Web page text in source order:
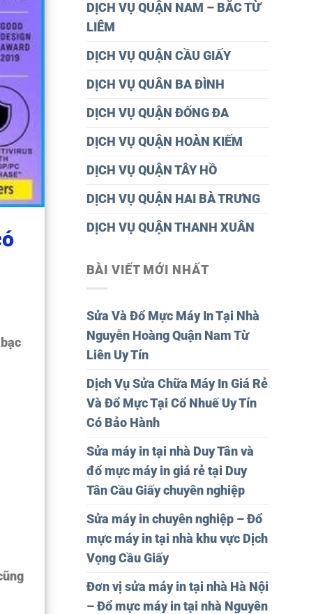
DỊCH VỤ QUẬN NAM – BẮC TỪ
LIÊM
DỊCH VỤ QUẬN CẦU GIẤY
DỊCH VỤ QUÂN BA ĐÌNH
DỊCH VỤ QUẬN ĐỐNG ĐA
DỊCH VỤ QUẬN HOÀN KIẾM
DỊCH VỤ QUẬN TÂY HỒ
DỊCH VỤ QUẬN HAI BÀ TRƯNG
DỊCH VỤ QUẬN THANH XUÂN
BÀI VIẾT MỚI NHẤT
Sửa Và Đổ Mực Máy In Tại Nhà
Nguyễn Hoàng Quận Nam Từ
Liên Uy Tín
Dịch Vụ Sửa Chữa Máy In Giá Rẻ
Và Đổ Mực Tại Cổ Nhuế Uy Tín
Có Bảo Hành
Sửa máy in tại nhà Duy Tân và
đổ mực máy in giá rẻ tại Duy
Tân Cầu Giấy chuyên nghiệp
Sửa máy in chuyên nghiệp – Đổ
mực máy in tại nhà khu vực Dịch
Vọng Cầu Giấy
Đơn vị sửa máy in tại nhà Hà Nội
– Đổ mực máy in tại nhà Nguyên